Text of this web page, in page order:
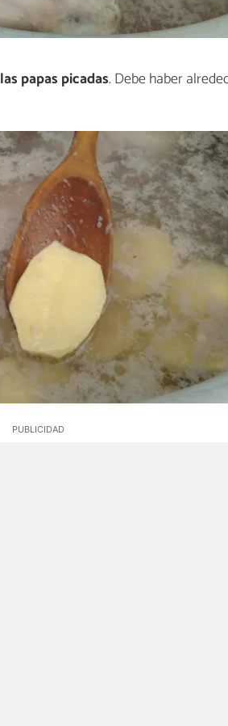
papas picadas. Debe haber